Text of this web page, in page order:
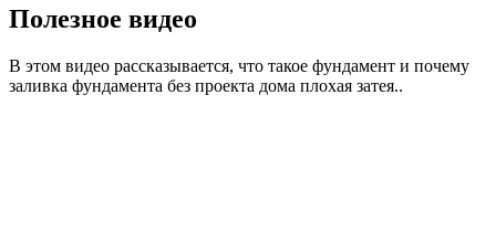
Полезное видео
В этом видео рассказывается, что такое фундамент и почему
заливка фундамента без проекта дома плохая затея..